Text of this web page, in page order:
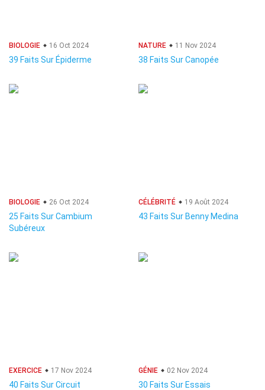
BIOLOGIE 16 Oct 2024
39 Faits Sur Épiderme
NATURE 11 Nov 2024
38 Faits Sur Canopée
BIOLOGIE 26 Oct 2024
25 Faits Sur Cambium
Subéreux
CÉLÉBRITÉ 19 Août 2024
43 Faits Sur Benny Medina
EXERCICE 17 Nov 2024
40 Faits Sur Circuit
GÉNIE 02 Nov 2024
30 Faits Sur Essais